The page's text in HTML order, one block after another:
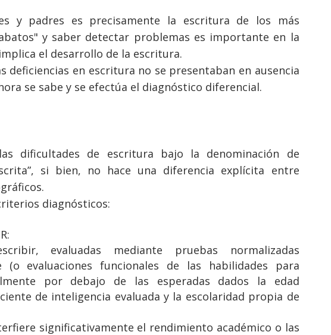
y padres es precisamente la escritura de los más
y saber detectar problemas es importante en la
el desarrollo de la escritura.
deficiencias en escritura no se presentaban en ausencia
se sabe y se efectúa el diagnóstico diferencial.
las dificultades de escritura bajo la denominación de
si bien, no hace una diferencia explícita entre
diagnósticos:
evaluadas mediante pruebas normalizadas
(o evaluaciones funcionales de las habilidades para
por debajo de las esperadas dados la edad
de inteligencia evaluada y la escolaridad propia de
significativamente el rendimiento académico o las